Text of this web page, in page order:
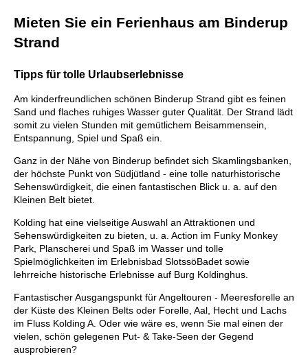
Mieten Sie ein Ferienhaus am Binderup
Strand
Tipps für tolle Urlaubserlebnisse
Am kinderfreundlichen schönen Binderup Strand gibt es feinen
Sand und flaches ruhiges Wasser guter Qualität. Der Strand lädt
somit zu vielen Stunden mit gemütlichem Beisammensein,
Entspannung, Spiel und Spaß ein.
Ganz in der Nähe von Binderup befindet sich Skamlingsbanken,
der höchste Punkt von Südjütland - eine tolle naturhistorische
Sehenswürdigkeit, die einen fantastischen Blick u. a. auf den
Kleinen Belt bietet.
Kolding hat eine vielseitige Auswahl an Attraktionen und
Sehenswürdigkeiten zu bieten, u. a. Action im Funky Monkey
Park, Planscherei und Spaß im Wasser und tolle
Spielmöglichkeiten im Erlebnisbad SlotssöBadet sowie
lehrreiche historische Erlebnisse auf Burg Koldinghus.
Fantastischer Ausgangspunkt für Angeltouren - Meeresforelle an
der Küste des Kleinen Belts oder Forelle, Aal, Hecht und Lachs
im Fluss Kolding A. Oder wie wäre es, wenn Sie mal einen der
vielen, schön gelegenen Put- & Take-Seen der Gegend
ausprobieren?